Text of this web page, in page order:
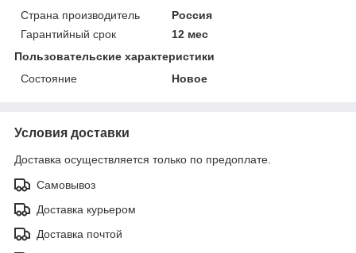
Страна производитель
Россия
Гарантийный срок
12 мес
Пользовательские характеристики
Состояние
Новое
Условия доставки
Доставка осуществляется только по предоплате.
Самовывоз
Доставка курьером
Доставка почтой